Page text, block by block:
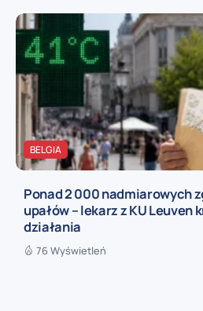
BELGIA
Ponad 2 000 nadmiarowych
upałów – lekarz z KU
działania
76 Wyświetleń